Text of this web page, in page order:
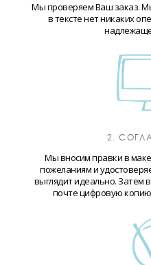
Мы проверяем Ваш заказ.
в тексте нет никаких
2.
Мы вносим правки в
пожеланиям и
выглядит идеально. Затем
почте цифровую копию